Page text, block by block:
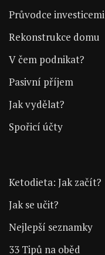
Průvodce investicemi
Rekonstrukce domu
V čem podnikat?
Pasivní příjem
Jak vydělat?
Spořicí účty
Ketodieta: Jak začít?
Jak se učit?
Nejlepší seznamky
33 Tipů na oběd